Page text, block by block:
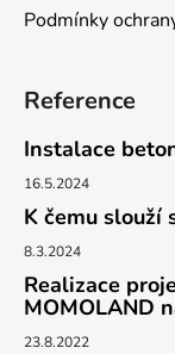
Podmínky
Reference
Instalace
16.5.2024
K čemu slouží
8.3.2024
Realizace
MOMOLAND
23.8.2022